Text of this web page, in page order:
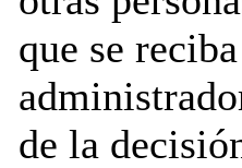
que se
de la